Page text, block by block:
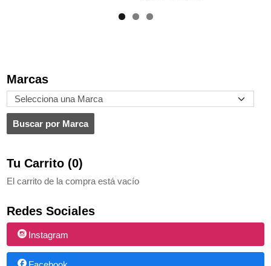
Marcas
Tu Carrito (0)
El carrito de la compra está vacío
Redes Sociales
Instagram